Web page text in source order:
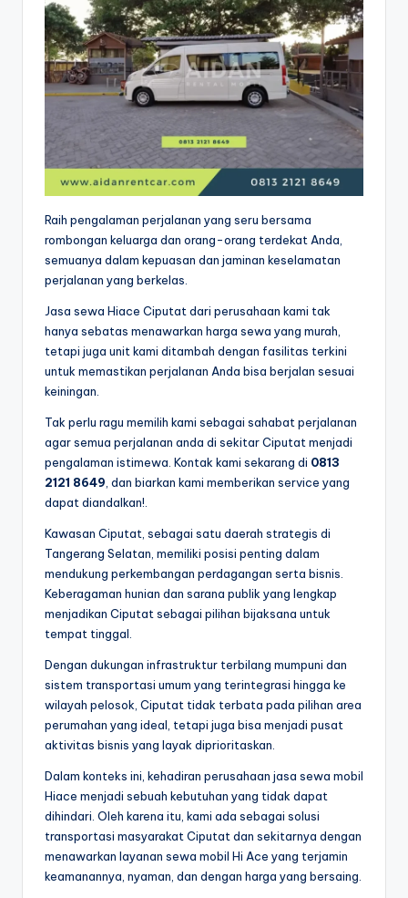
Raih pengalaman perjalanan yang seru bersama
rombongan keluarga dan orang-orang terdekat Anda,
semuanya dalam kepuasan dan jaminan keselamatan
perjalanan yang berkelas.
Jasa sewa Hiace Ciputat dari perusahaan kami tak
hanya sebatas menawarkan harga sewa yang murah,
tetapi juga unit kami ditambah dengan fasilitas terkini
untuk memastikan perjalanan Anda bisa berjalan sesuai
keiningan.
Tak perlu ragu memilih kami sebagai sahabat perjalanan
agar semua perjalanan anda di sekitar Ciputat menjadi
pengalaman istimewa. Kontak kami sekarang di 0813
2121 8649 , dan biarkan kami memberikan service yang
dapat diandalkan!.
Kawasan Ciputat, sebagai satu daerah strategis di
Tangerang Selatan, memiliki posisi penting dalam
mendukung perkembangan perdagangan serta bisnis.
Keberagaman hunian dan sarana publik yang lengkap
menjadikan Ciputat sebagai pilihan bijaksana untuk
tempat tinggal.
Dengan dukungan infrastruktur terbilang mumpuni dan
sistem transportasi umum yang terintegrasi hingga ke
wilayah pelosok, Ciputat tidak terbata pada pilihan area
perumahan yang ideal, tetapi juga bisa menjadi pusat
aktivitas bisnis yang layak diprioritaskan.
Dalam konteks ini, kehadiran perusahaan jasa sewa mobil
Hiace menjadi sebuah kebutuhan yang tidak dapat
dihindari. Oleh karena itu, kami ada sebagai solusi
transportasi masyarakat Ciputat dan sekitarnya dengan
menawarkan layanan sewa mobil Hi Ace yang terjamin
keamanannya, nyaman, dan dengan harga yang bersaing.